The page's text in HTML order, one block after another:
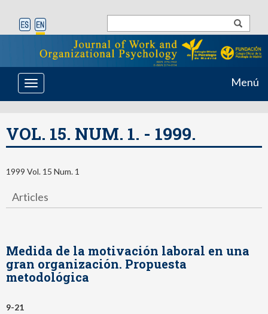
Toggle
navigation
Menú
VOL. 15. NUM. 1. - 1999.
1999 Vol. 15 Num. 1
Articles
Medida de la motivación laboral en una
gran organización. Propuesta
metodológica
9-21